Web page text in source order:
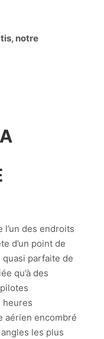
notre
l’un des endroits
d’un point de
parfaite de
qu’à des
heures
aérien encombré
les plus